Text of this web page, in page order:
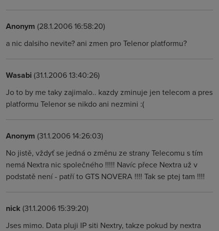
Anonym (28.1.2006 16:58:20)
a nic dalsiho nevite? ani zmen pro Telenor platformu?
Wasabi (31.1.2006 13:40:26)
Jo to by me taky zajimalo.. kazdy zminuje jen telecom a pres
platformu Telenor se nikdo ani nezmini :(
Anonym (31.1.2006 14:26:03)
No jistě, vždyť se jedná o změnu ze strany Telecomu s tím
nemá Nextra nic společného !!!!! Navíc přece Nextra už v
podstatě není - patří to GTS NOVERA !!!! Tak se ptej tam !!!!
nick (31.1.2006 15:39:20)
Jses mimo. Data pluji IP siti Nextry, takze pokud by nextra